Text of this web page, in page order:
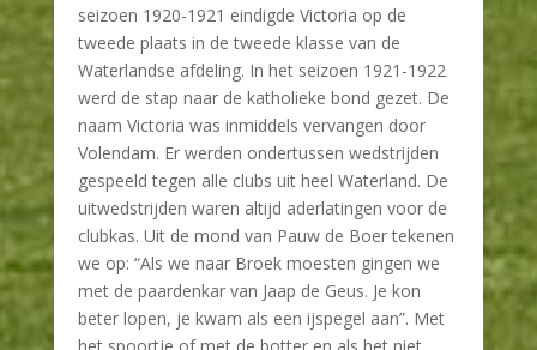
seizoen 1920-1921 eindigde Victoria op de
tweede plaats in de tweede klasse van de
Waterlandse afdeling. In het seizoen 1921-1922
werd de stap naar de katholieke bond gezet. De
naam Victoria was inmiddels vervangen door
Volendam. Er werden ondertussen wedstrijden
gespeeld tegen alle clubs uit heel Waterland. De
uitwedstrijden waren altijd aderlatingen voor de
clubkas. Uit de mond van Pauw de Boer tekenen
we op: “Als we naar Broek moesten gingen we
met de paardenkar van Jaap de Geus. Je kon
beter lopen, je kwam als een ijspegel aan”. Met